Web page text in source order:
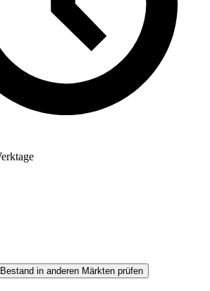
Bestand in anderen Märkten prüfen